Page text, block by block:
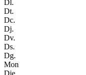
Dl.
Dt.
Dc.
Dj.
Dv.
Ds.
Dg.
Mon
Die